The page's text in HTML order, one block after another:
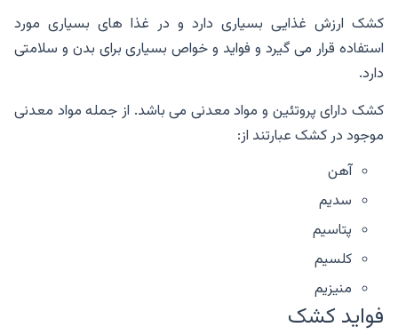
کشک ارزش غذایی بسیاری دارد و در غذا های بسیاری مورد
استفاده قرار می گیرد و فواید و خواص بسیاری برای بدن و سلامتی
دارد.
کشک دارای پروتئین و مواد معدنی می باشد. از جمله مواد معدنی
موجود در کشک عبارتند از:
آهن
سدیم
پتاسیم
کلسیم
منیزیم
فواید کشک